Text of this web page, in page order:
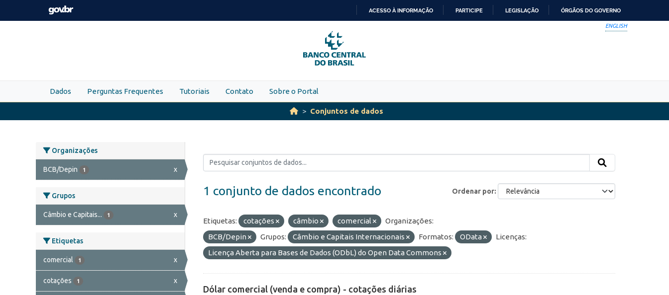
Skip to main content
PARA
O
CONTEÚDO
ACESSO À INFORMAÇÃO PARTICIPE LEGISLAÇÃO ÓRGÃOS DO GOVERNO
ENGLISH
Dados Perguntas Frequentes Tutoriais Contato Sobre o Portal
Conjuntos de dados
Organizações
BCB/Depin 1 x
Grupos
Câmbio e Capitais... 1 x
Etiquetas
comercial 1 x
cotações 1 x
Ordenar por
1 conjunto de dados encontrado
Etiquetas: cotações câmbio comercial
Organizações:
BCB/Depin
Grupos: Câmbio e Capitais Internacionais Formatos: OData
Licenças:
Licença Aberta para Bases de Dados (ODbL) do Open Data Commons
Dólar comercial (venda e compra) - cotações diárias